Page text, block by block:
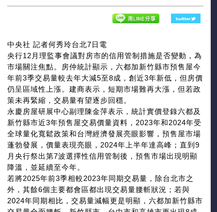
中央社 記者何秀玲台北7日電
央行12月理監事會議對房市的信用管制措施是否變動，為
市場關注焦點。房仲統計顯示，六都加新竹縣市預售屋今
年前3季交易量較去年大減5至8成，創近3年新低，但房價
仍呈區域性上漲。建商表示，短期市場難再大漲，但若政
策未再緊縮，交易量有望逐步回穩。
永慶房屋研展中心副理陳金萍表示，統計實價登錄六都及
新竹縣市近3年預售屋交易價量資料，2023年和2024年受
全球量化寬鬆政策和台灣經濟發展亮眼影響，預售屋市場
蓬勃發展，價量表現亮眼，2024年上半年達高峰；直到9
月央行祭出第7波選擇性信用管制後，預售市場出現明顯
降溫，並延續至今年。
若將2025年前3季相較2023年同期交易量，除台北市之
外，其餘6個主要都會區都出現交易量腰斬狀況；若與
2024年同期相比，交易量減幅更是明顯，六都加新竹縣市